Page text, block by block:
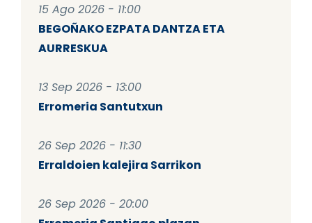
15 Ago 2026 - 11:00
BEGOÑAKO EZPATA DANTZA ETA
AURRESKUA
13 Sep 2026 - 13:00
Erromeria Santutxun
26 Sep 2026 - 11:30
Erraldoien kalejira Sarrikon
26 Sep 2026 - 20:00